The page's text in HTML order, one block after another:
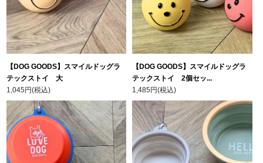
【DOG GOODS】スマイルドッグラ
テックストイ 大
1,045円(税込)
【DOG GOODS】スマイルドッグラ
テックストイ 2個セッ...
1,485円(税込)